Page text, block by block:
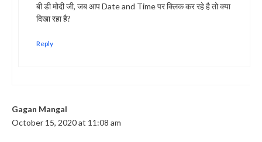
बी डी मोदी जी, जब आप Date and Time पर क्लिक कर रहे है तो क्या
दिखा रहा है?
Reply
Gagan Mangal
October 15, 2020 at 11:08 am